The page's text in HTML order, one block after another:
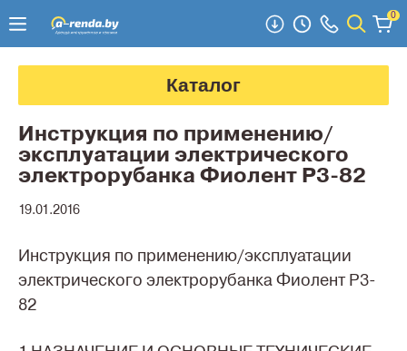
0
Каталог
Инструкция по применению/
эксплуатации электрического
электрорубанка Фиолент Р3-82
19.01.2016
Инструкция по применению/эксплуатации
электрического электрорубанка Фиолент Р3-
82